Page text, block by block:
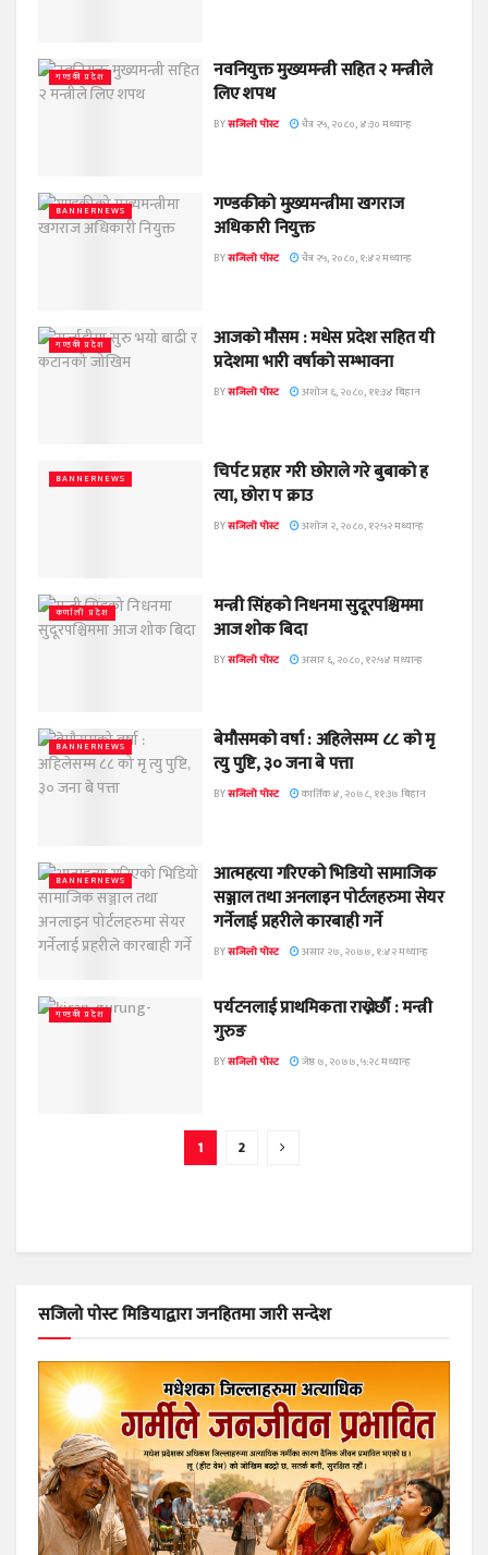
गण्डकी प्रदेश
नवनियुक्त मुख्यमन्त्री सहित २ मन्त्रीले
लिए शपथ
BYसजिलो पोस्ट चैत्र २५, २०८०, ४:३० मध्यान्ह
BANNERNEWS
गण्डकीको मुख्यमन्त्रीमा खगराज
अधिकारी नियुक्त
BYसजिलो पोस्ट चैत्र २५, २०८०, १:४२ मध्यान्ह
गण्डकी प्रदेश
आजको मौसम : मधेस प्रदेश सहित यी
प्रदेशमा भारी वर्षाको सम्भावना
BYसजिलो पोस्ट अशोज ६, २०८०, ११:३४ बिहान
BANNERNEWS
चिर्पट प्रहार गरी छोराले गरे बुबाको ह
त्या, छोरा प क्राउ
BYसजिलो पोस्ट अशोज २, २०८०, १२:५२ मध्यान्ह
कर्णाली प्रदेश
मन्त्री सिंहको निधनमा सुदूरपश्चिममा
आज शोक बिदा
BYसजिलो पोस्ट असार ६, २०८०, १२:५४ मध्यान्ह
BANNERNEWS
बेमौसमको वर्षा : अहिलेसम्म ८८ को मृ
त्यु पुष्टि, ३० जना बे पत्ता
BYसजिलो पोस्ट कार्तिक ४, २०७८, ११:३७ बिहान
BANNERNEWS
आत्महत्या गरिएको भिडियो सामाजिक
सञ्जाल तथा अनलाइन पोर्टलहरुमा सेयर
गर्नेलाई प्रहरीले कारबाही गर्ने
BYसजिलो पोस्ट असार २७, २०७७, १:४२ मध्यान्ह
गण्डकी प्रदेश
पर्यटनलाई प्राथमिकता राख्नेछौँ : मन्त्री
गुरुङ
BYसजिलो पोस्ट जेष्ठ ७, २०७७, ५:२८ मध्यान्ह
1 2
सजिलो पोस्ट मिडियाद्वारा जनहितमा जारी सन्देश